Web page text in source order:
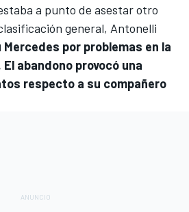
a punto de asestar otro
general, Antonelli
por problemas en la
abandono provocó una
respecto a su compañero